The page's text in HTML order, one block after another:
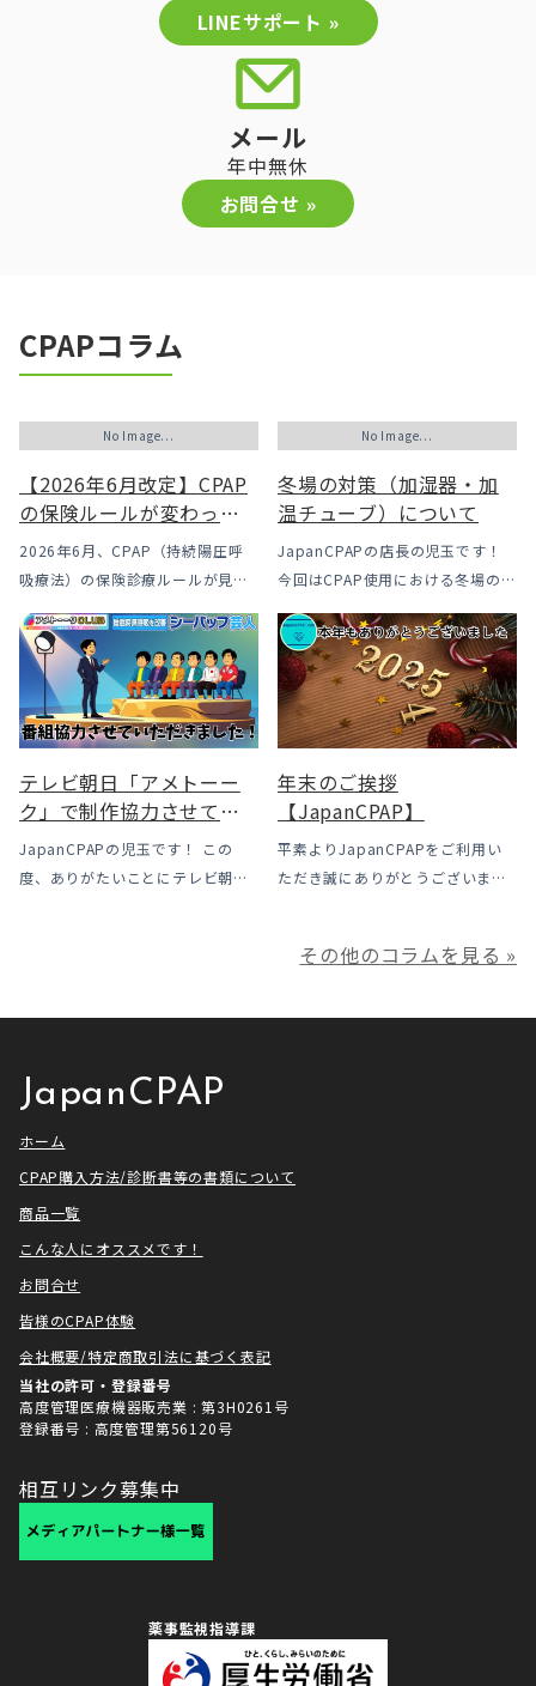
LINEサポート »
メール
年中無休
お問合せ »
CPAPコラム
No Image...
【2026年6月改定】CPAP
の保険ルールが変わった
｜CPAPが使えなくなるか
も？変更のメリット・デ
う選択肢
2026年6月、CPAP（持続陽圧呼
吸療法）の保険診療ルールが見直
ルは下がった一方で、「続ける」
ための条件はこれまでより厳しく
なっています。この記事では、何
がどう変わったのかを患者様の立
場で […]
No Image...
冬場の対策（加湿器・加
温チューブ）について
JapanCPAPの店長の児玉です！
今回はCPAP使用における冬場のよ
露」についてのお話をさせて頂き
ます。 我々の拠点の北陸はCPAP
使用時に「乾燥・寒さ・結露」が
起こりやすい地域です、その […]
テレビ朝日「アメトーー
ク」で制作協力させてい
ただきました
JapanCPAPの児玉です！ この
度、ありがたいことにテレビ朝日
ク様は長い歴史があり、私も大
年末のご挨拶
【JapanCPAP】
平素よりJapanCPAPをご利用い
ただき誠にありがとうございま
利用いただき本当にありがとうご
満足いただけるサービスを提供さ
その他のコラムを見る »
JapanCPAP
ホーム
CPAP購入方法/診断書等の書類について
商品一覧
こんな人にオススメです！
お問合せ
皆様のCPAP体験
会社概要/特定商取引法に基づく表記
当社の許可・登録番号
高度管理医療機器販売業 : 第3H0261号
登録番号 : 高度管理第56120号
相互リンク募集中
薬事監視指導課